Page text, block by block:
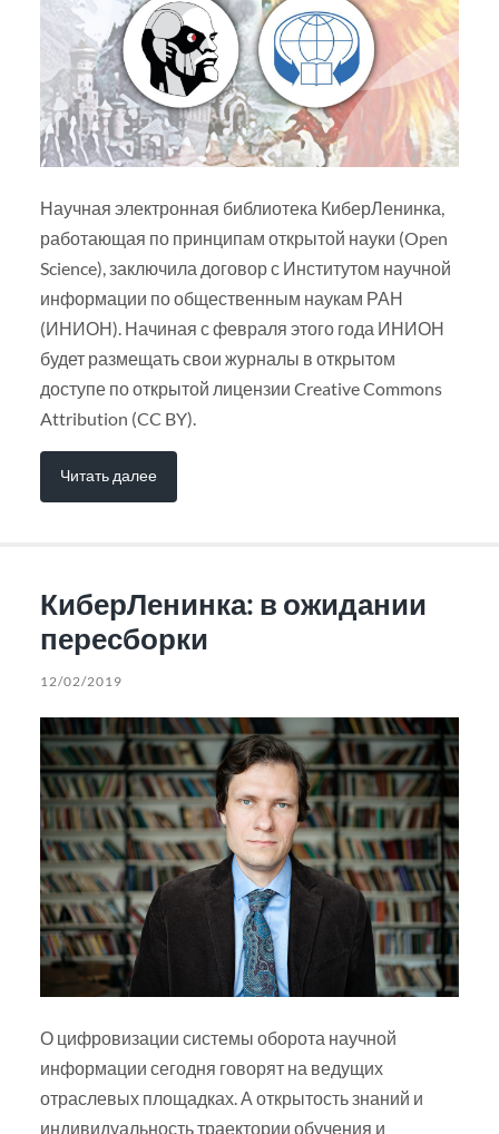
Научная электронная библиотека КиберЛенинка,
работающая по принципам открытой науки (Open
Science), заключила договор с Институтом научной
информации по общественным наукам РАН
(ИНИОН). Начиная с февраля этого года ИНИОН
будет размещать свои журналы в открытом
доступе по открытой лицензии Creative Commons
Attribution (CC BY).
Читать далее
КиберЛенинка: в ожидании
пересборки
12/02/2019
О цифровизации системы оборота научной
информации сегодня говорят на ведущих
отраслевых площадках. А открытость знаний и
индивидуальность траектории обучения и